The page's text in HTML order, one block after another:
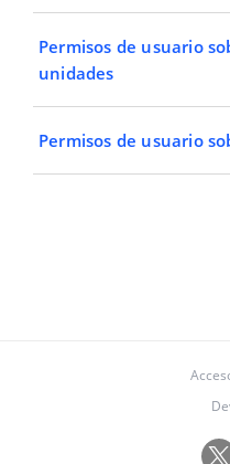
Permisos de usuario
unidades
Permisos de usuario